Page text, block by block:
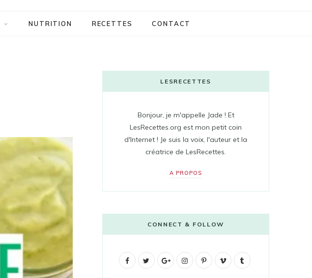
NUTRITION RECETTES CONTACT
LESRECETTES
Bonjour, je m'appelle Jade ! Et
LesRecettes.org est mon petit coin
d'Internet ! Je suis la voix, l'auteur et la
créatrice de LesRecettes.
A PROPOS
CONNECT & FOLLOW
F
G
I
P
V